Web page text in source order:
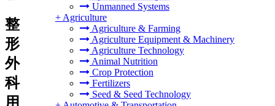
Unmanned Systems
+ Agriculture
Agriculture & Farming
Agriculture Equipment & Machinery
Agriculture Technology
Animal Nutrition
Crop Protection
Fertilizers
Seed & Seed Technology
整
形
外
科
用